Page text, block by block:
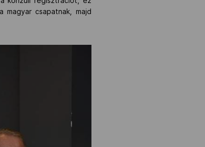
csapatnak, majd